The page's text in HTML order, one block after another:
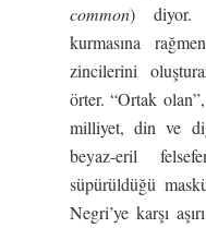
common) diyor.
kurmasına
zincilerini
örter. “Ortak
milliyet, din ve
beyaz-eril
süpürüldüğü
Negri’ye karşı